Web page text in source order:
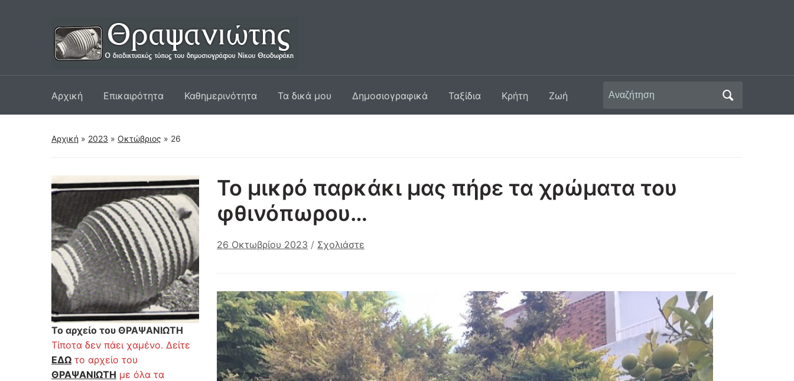
Αρχική Επικαιρότητα Καθημερινότητα Τα δικά μου Δημοσιογραφικά Ταξίδια Κρήτη Ζωή
Αναζήτηση
Αρχική » 2023 » Οκτώβριος » 26
Το αρχείο του ΘΡΑΨΑΝΙΩΤΗ
Τίποτα δεν πάει χαμένο. Δείτε
ΕΔΩ το αρχείο του
ΘΡΑΨΑΝΙΩΤΗ με όλα τα
Το μικρό παρκάκι μας πήρε τα χρώματα του
φθινόπωρου…
26 Οκτωβρίου 2023 / Σχολιάστε